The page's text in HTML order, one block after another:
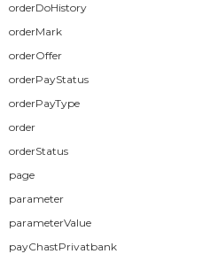
orderDoHistory
orderMark
orderOffer
orderPayStatus
orderPayType
order
orderStatus
page
parameter
parameterValue
payChastPrivatbank